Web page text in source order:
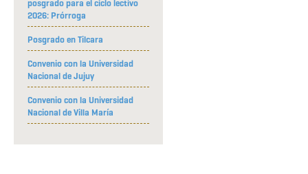
posgrado para el ciclo lectivo
2026: Prórroga
Posgrado en Tilcara
Convenio con la Universidad
Nacional de Jujuy
Convenio con la Universidad
Nacional de Villa María